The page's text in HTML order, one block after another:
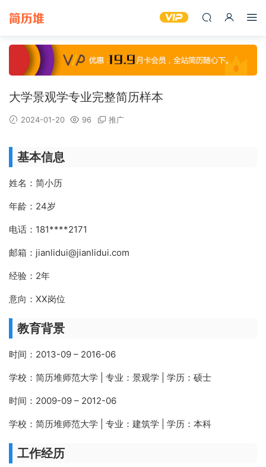
大学景观学专业完整简历样本
2024-01-20 96 推广
基本信息
姓名：简小历
年龄：24岁
电话：181****2171
邮箱：jianlidui@jianlidui.com
经验：2年
意向：XX岗位
教育背景
时间：2013-09 – 2016-06
学校：简历堆师范大学 | 专业：景观学 | 学历：硕士
时间：2009-09 – 2012-06
学校：简历堆师范大学 | 专业：建筑学 | 学历：本科
工作经历